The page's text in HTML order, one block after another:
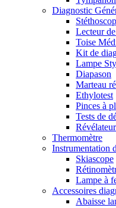
Diagnostic
Lecteur
Toise
Kit de
Lampe
Diapason
Marteau
Ethylotest
Pinces à
Tests de
Thermomètre
Instrumentation
Skiascope
Lampe à
Accessoires
Abaisse